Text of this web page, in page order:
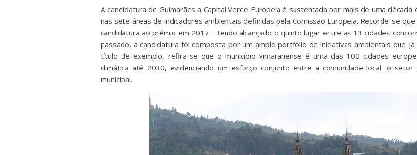
A candidatura de Guimarães a Capital Verde Europeia é sustentada por mais de uma década
nas sete áreas de indicadores ambientais definidas pela Comissão Europeia. Recorde-se
candidatura ao prémio em 2017 – tendo alcançado o quinto lugar entre as 13 cidades
passado, a candidatura foi composta por um amplo portfólio de iniciativas ambientais que já
título de exemplo, refira-se que o município vimaranense é uma das 100 cidades
climática até 2030, evidenciando um esforço conjunto entre a comunidade local, o
municipal.